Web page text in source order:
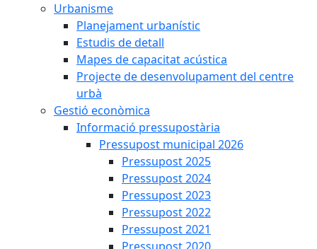
Urbanisme
Planejament urbanístic
Estudis de detall
Mapes de capacitat acústica
Projecte de desenvolupament del centre
urbà
Gestió econòmica
Informació pressupostària
Pressupost municipal 2026
Pressupost 2025
Pressupost 2024
Pressupost 2023
Pressupost 2022
Pressupost 2021